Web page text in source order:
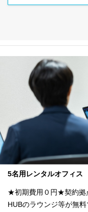
5名用レンタルオフィス
★初期費用０円★契約拠
HUBのラウンジ等が無